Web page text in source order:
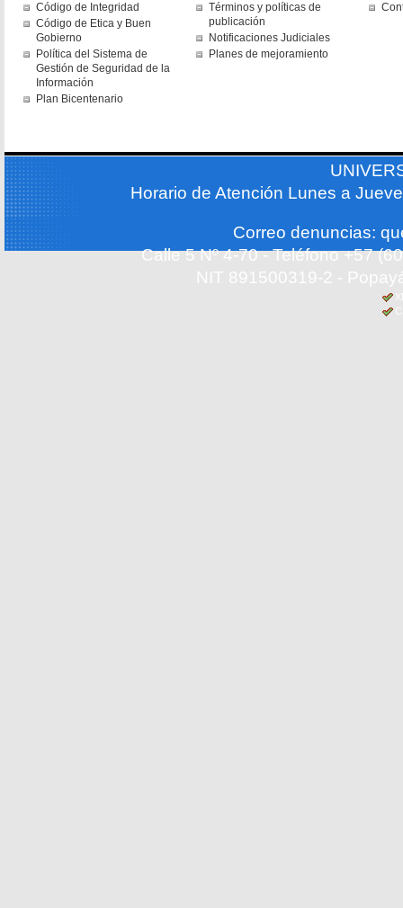
Código de Integridad
Código de Etica y Buen
Gobierno
Política del Sistema de
Gestión de Seguridad de la
Información
Plan Bicentenario
Términos y políticas de
publicación
Notificaciones Judiciales
Planes de mejoramiento
Horario de Atención Lunes a
Correo denuncias:
Calle 5 Nº 4-70 - Teléfono +57
NIT 891500319-2 -